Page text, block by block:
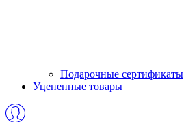
Подарочные сертификаты
Уцененные товары